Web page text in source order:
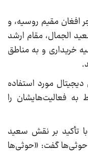
افغان مقیم روسیه، و
الجمال، مقام ارشد
خریداری و به مناطق
مورد استفاده
به فعالیت‌هایشان را
با تأکید بر نقش سعید
حوثی‌ها گفت: «حوثی‌ها